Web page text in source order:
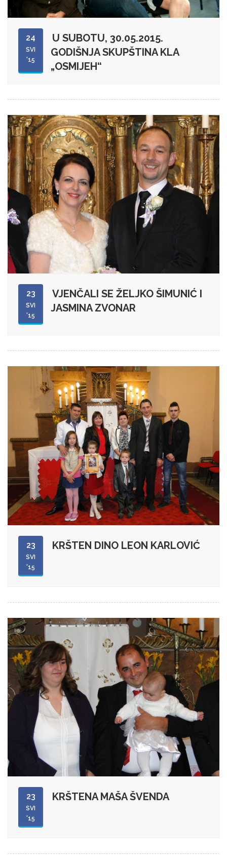
24
SVI
'15
U SUBOTU, 30.05.2015.
GODIŠNJA SKUPŠTINA KLA
„OSMIJEH“
23
SVI
'15
VJENČALI SE ŽELJKO ŠIMUNIĆ I
JASMINA ZVONAR
23
SVI
'15
KRŠTEN DINO LEON KARLOVIĆ
23
SVI
'15
KRŠTENA MAŠA ŠVENDA